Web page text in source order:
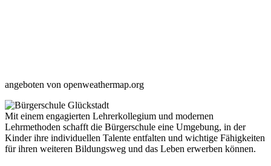
angeboten von openweathermap.org
Mit einem engagierten Lehrerkollegium und modernen
Lehrmethoden schafft die Bürgerschule eine Umgebung, in der
Kinder ihre individuellen Talente entfalten und wichtige Fähigkeiten
für ihren weiteren Bildungsweg und das Leben erwerben können.